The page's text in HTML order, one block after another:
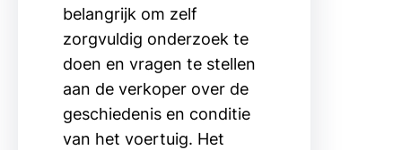
belangrijk om zelf
zorgvuldig onderzoek te
doen en vragen te stellen
aan de verkoper over de
geschiedenis en conditie
van het voertuig. Het